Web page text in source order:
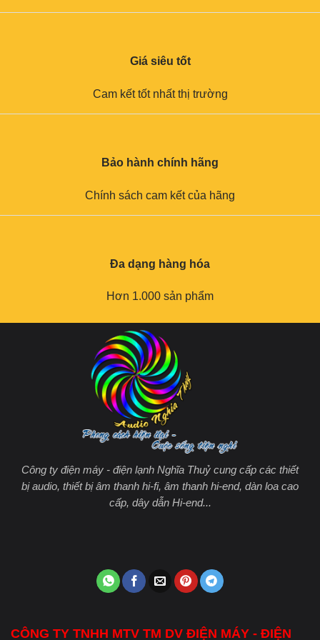
Giá siêu tốt
Cam kết tốt nhất thị trường
Bảo hành chính hãng
Chính sách cam kết của hãng
Đa dạng hàng hóa
Hơn 1.000 sản phẩm
Công ty điện máy - điện lạnh Nghĩa Thuỷ cung cấp các thiết
bị audio, thiết bị âm thanh hi-fi, âm thanh hi-end, dàn loa cao
cấp, dây dẫn Hi-end...
CÔNG TY TNHH MTV TM DV ĐIỆN MÁY - ĐIỆN